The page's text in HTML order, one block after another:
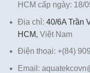
HCM cấp ngày: 18/
Địa chỉ: 40/6A Trần
HCM, Việt Nam
Điện thoại: +(84)
Email: